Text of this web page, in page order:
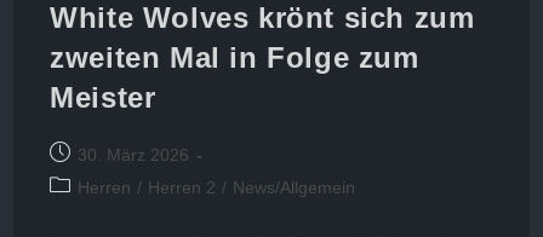
White Wolves krönt sich zum
zweiten Mal in Folge zum
Meister
Beitrag
veröffentlicht:
30. März 2026
Beitrags-
Herren / Herren 2 / News/Allgemein